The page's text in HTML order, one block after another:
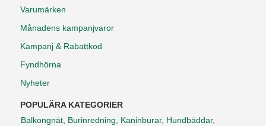
Varumärken
Månadens kampanjvaror
Kampanj & Rabattkod
Fyndhörna
Nyheter
POPULÄRA KATEGORIER
Balkongnät, Burinredning, Kaninburar, Hundbäddar,